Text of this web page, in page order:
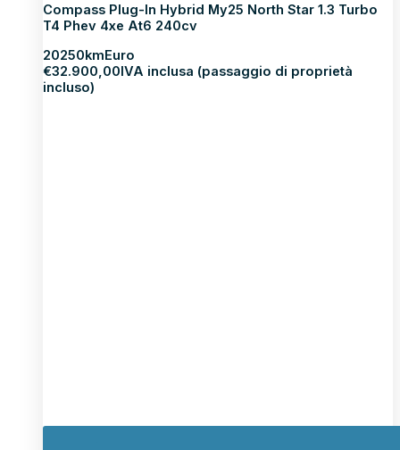
Compass Plug-In Hybrid My25 North Star 1.3 Turbo
T4 Phev 4xe At6 240cv
20250kmEuro
€32.900,00IVA inclusa (passaggio di proprietà
incluso)